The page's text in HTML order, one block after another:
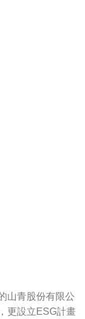
山青股份有限公
更設立ESG計畫